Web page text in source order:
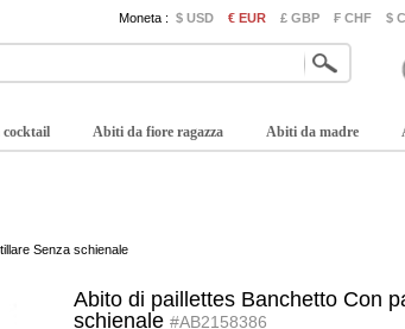
Moneta : $ USD € EUR £ GBP ₣ CHF $
Abiti da fiore ragazza Abiti da madre
Senza schienale
Abito di paillettes Banchetto Con
schienale #AB2158386